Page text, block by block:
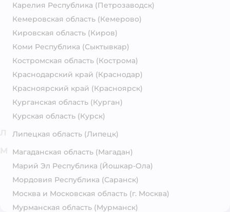
Карелия Республика (Петрозаводск)
Кемеровская область (Кемерово)
Кировская область (Киров)
Коми Республика (Сыктывкар)
Костромская область (Кострома)
Краснодарский край (Краснодар)
Красноярский край (Красноярск)
Курганская область (Курган)
Курская область (Курск)
Липецкая область (Липецк)
Магаданская область (Магадан)
Марий Эл Республика (Йошкар-Ола)
Мордовия Республика (Саранск)
Москва и Московская область (г. Москва)
Мурманская область (Мурманск)